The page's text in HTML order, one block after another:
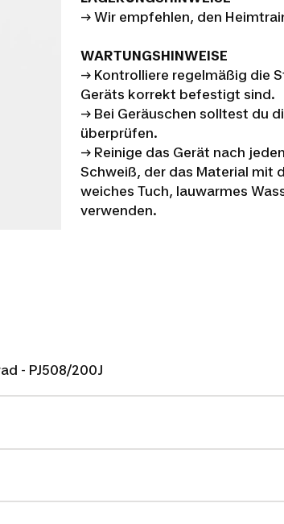
→ Wir empfehlen, den
WARTUNGSHINWEISE
→ Kontrolliere regelmäßig die
Geräts korrekt befestigt sind.
→ Bei Geräuschen solltest du
überprüfen.
→ Reinige das Gerät nach
Schweiß, der das Material mit
weiches Tuch, lauwarmes
verwenden.
- PJ508/200J